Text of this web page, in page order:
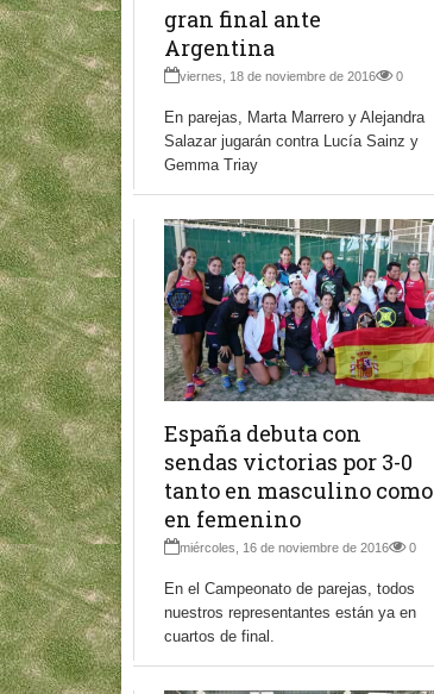
gran final ante
Argentina
viernes, 18 de noviembre de 2016 0
En parejas, Marta Marrero y Alejandra
Salazar jugarán contra Lucía Sainz y
Gemma Triay
España debuta con
sendas victorias por 3-0
tanto en masculino como
en femenino
miércoles, 16 de noviembre de 2016 0
En el Campeonato de parejas, todos
nuestros representantes están ya en
cuartos de final.